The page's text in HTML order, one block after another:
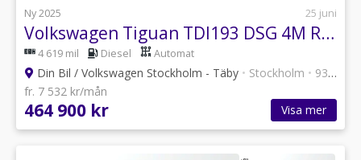
Ny 2025 25 juni
Volkswagen Tiguan TDI193 DSG 4M R-Line Black/Edition/Pano/Drag
4 619 mil Diesel Automat
Din Bil / Volkswagen Stockholm - Täby • Stockholm • 93 annonser
fr. 7 532 kr/mån
464 900 kr Visa mer